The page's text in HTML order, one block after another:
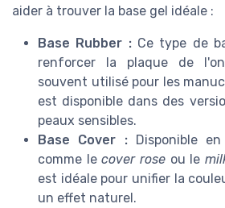
aider à trouver la base gel idéale :
Base Rubber :Ce type de
renforcer la plaque de
souvent utilisé pour les
est disponible dans des
peaux sensibles.
Base Cover :Disponible
comme lecover rose ou le
est idéale pour unifier la
un effet naturel.